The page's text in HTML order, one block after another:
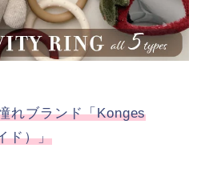
れブランド「Konges
ド）」